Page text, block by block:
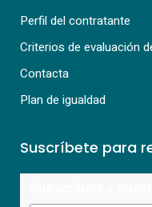
Perfil del contratante
Criterios de evaluación
Contacta
Plan de igualdad
Suscríbete para